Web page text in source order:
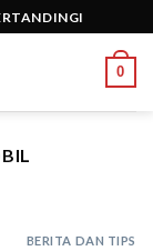
0
BERITA DAN TIPS